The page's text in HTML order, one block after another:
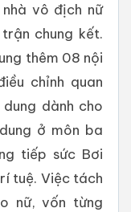
vô địch nữ
chung kết.
thêm 08 nội
chỉnh quan
dành cho
ở môn ba
tiếp sức Bơi
tuệ. Việc tách
nữ, vốn từng